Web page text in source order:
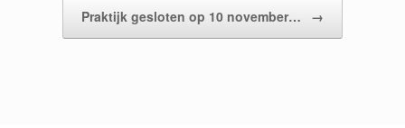
Praktijk gesloten op 10 november… →